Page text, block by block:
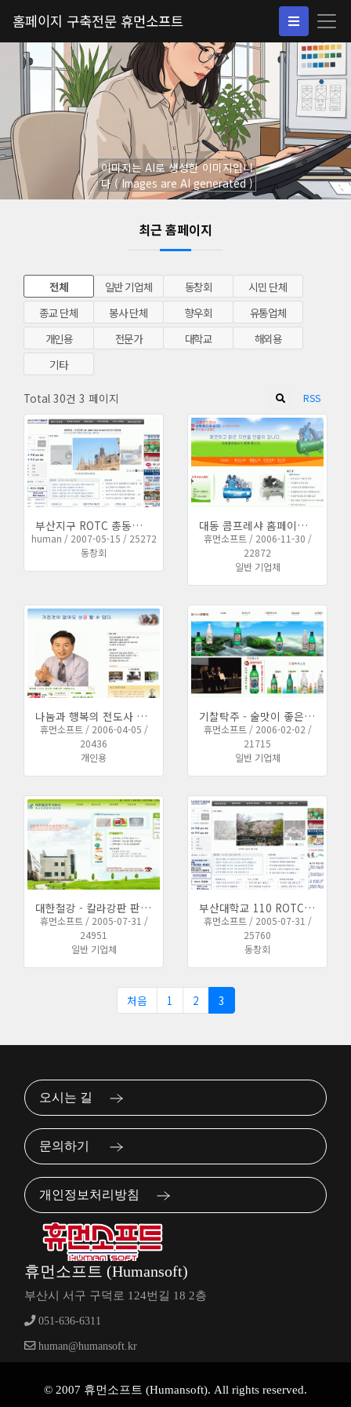
홈페이지 구축전문 휴먼소프트
이미지는 AI로 생성한 이미지입니
다 ( Images are AI generated )
최근 홈페이지
전체 일반 기업체 동창회
시민 단체
종교 단체
봉사 단체 향우회
유통업체
개인용
전문가 대학교
해외용
기타
Total 30건 3 페이지 RSS
부산지구 ROTC 총동문회 홈페이지를 새로 만들었습니다.
human / 2007-05-15 / 25272
동창회
대동 콤프레샤 홈페이지 개편하였습니다.
휴먼소프트 / 2006-11-30 /
22872
일반 기업체
나눔과 행복의 전도사 조점동의 개인 홈페이지 제작 완료하였습니다
휴먼소프트 / 2006-04-05 /
20436
개인용
기찰탁주 - 술맛이 좋은 부산산성양조 홈페이지 완료되었습니다
휴먼소프트 / 2006-02-02 /
21715
일반 기업체
대한철강 - 칼라강판 판넬 제조 유통업체 홈페이지
휴먼소프트 / 2005-07-31 /
24951
일반 기업체
부산대학교 110 ROTC 총동문회 싸이트 업데이트
휴먼소프트 / 2005-07-31 /
25760
동창회
처음 1 2 3
오시는 길
문의하기
개인정보처리방침
휴먼소프트 (Humansoft)
부산시 서구 구덕로 124번길 18 2층
051-636-6311
human@humansoft.kr
© 2007 휴먼소프트 (Humansoft). All rights reserved.